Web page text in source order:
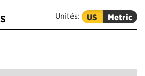
Unités: US Metric